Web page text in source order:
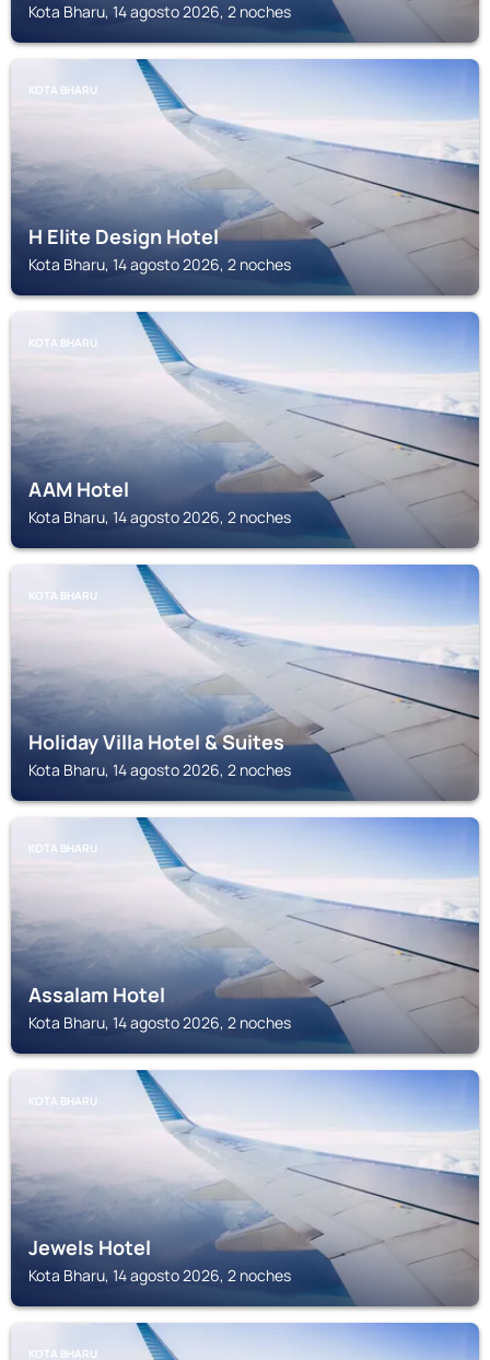
Kota Bharu, 14 agosto 2026, 2 noches
KOTA BHARU
H Elite Design Hotel
Kota Bharu, 14 agosto 2026, 2 noches
KOTA BHARU
AAM Hotel
Kota Bharu, 14 agosto 2026, 2 noches
KOTA BHARU
Holiday Villa Hotel & Suites
Kota Bharu, 14 agosto 2026, 2 noches
KOTA BHARU
Assalam Hotel
Kota Bharu, 14 agosto 2026, 2 noches
KOTA BHARU
Jewels Hotel
Kota Bharu, 14 agosto 2026, 2 noches
KOTA BHARU